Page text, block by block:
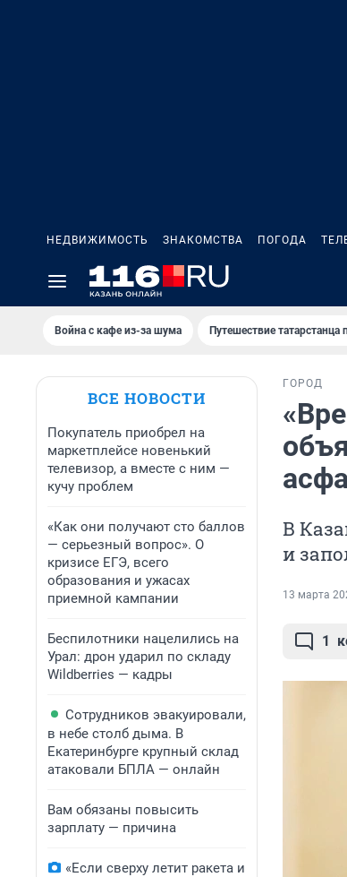
НЕДВИЖИМОСТЬ ЗНАКОМСТВА ПОГОДА
Война с кафе из-за шума Путешествие
ВСЕ НОВОСТИ
Покупатель приобрел на
маркетплейсе новенький
телевизор, а вместе с ним —
кучу проблем
«Как они получают сто баллов
— серьезный вопрос». О
кризисе ЕГЭ, всего
образования и ужасах
приемной кампании
Беспилотники нацелились на
Урал: дрон ударил по складу
Wildberries — кадры
Сотрудников эвакуировали,
в небе столб дыма. В
Екатеринбурге крупный склад
атаковали БПЛА — онлайн
Вам обязаны повысить
зарплату — причина
«Если сверху летит ракета и
ГОРОД
В
и
13 марта
1